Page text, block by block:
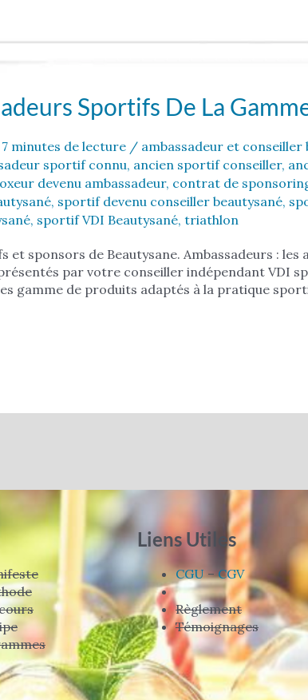
Sportifs De La
7 minutes de lecture/ ambassadeur et conseiller
sportif connu, ancien sportif conseiller,
devenu ambassadeur, contrat de
, sportif devenu conseiller beautysané,
, sportif VDI Beautysané, triathlon
et sponsors de Beautysane. Ambassadeurs :
par votre conseiller indépendant VDI
gamme de produits adaptés à la pratique
Liens Utiles
CGU–CGV
Règlement
Témoignages